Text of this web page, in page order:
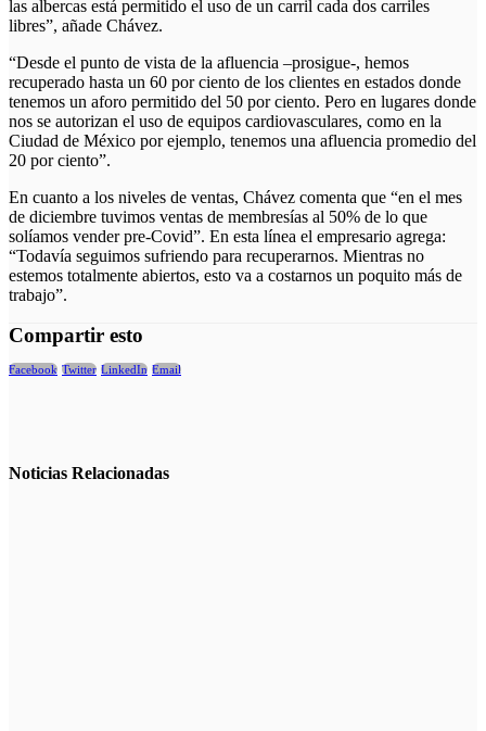
las albercas está permitido el uso de un carril cada dos carriles
libres”, añade Chávez.
“Desde el punto de vista de la afluencia –prosigue-, hemos
recuperado hasta un 60 por ciento de los clientes en estados donde
tenemos un aforo permitido del 50 por ciento. Pero en lugares donde
nos se autorizan el uso de equipos cardiovasculares, como en la
Ciudad de México por ejemplo, tenemos una afluencia promedio del
20 por ciento”.
En cuanto a los niveles de ventas, Chávez comenta que “en el mes
de diciembre tuvimos ventas de membresías al 50% de lo que
solíamos vender pre-Covid”. En esta línea el empresario agrega:
“Todavía seguimos sufriendo para recuperarnos. Mientras no
estemos totalmente abiertos, esto va a costarnos un poquito más de
trabajo”.
Compartir esto
Facebook Twitter LinkedIn Email
Noticias Relacionadas